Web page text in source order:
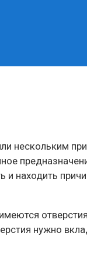
нескольким
и находить
нужно